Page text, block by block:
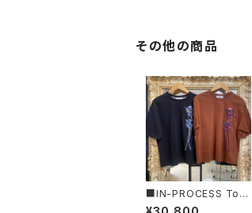
その他の商品
■IN-PROCESS Tok
yo/インプロセストキョ